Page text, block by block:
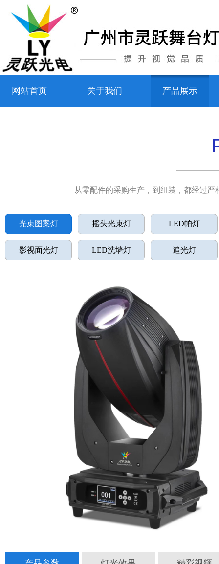
网站首页 关于我们 产品展示
从零配件的采购生产，到组装，都经过
光束图案灯 摇头光束灯 LED帕灯
影视面光灯 LED洗墙灯 追光灯